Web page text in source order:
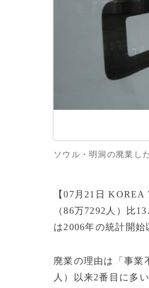
ソウル・明洞の廃業し
【07月21日
（86万7292人）比
は2006年の統計開始
廃業の理由は「事業
人）以来2番目に多